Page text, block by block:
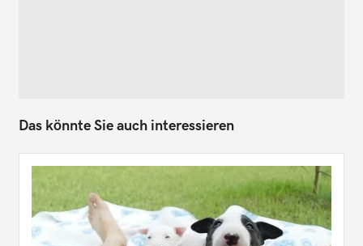
Das könnte Sie auch interessieren